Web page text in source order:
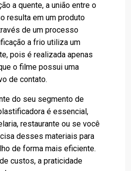
a quente, a união entre o
resulta em um produto
de um processo
a frio utiliza um
pois é realizada apenas
o filme possui uma
de contato.
do seu segmento de
é essencial,
restaurante ou se você
desses materiais para
de forma mais eficiente.
custos, a praticidade